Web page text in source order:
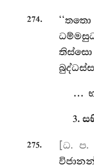
274.
තිස්සො
…
3.
275. [ධ. ප.